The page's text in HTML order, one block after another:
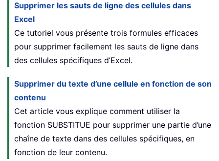
Supprimer les sauts de ligne des cellules dans
Excel
Ce tutoriel vous présente trois formules efficaces
pour supprimer facilement les sauts de ligne dans
des cellules spécifiques d’Excel.
Supprimer du texte d’une cellule en fonction de son
contenu
Cet article vous explique comment utiliser la
fonction SUBSTITUE pour supprimer une partie d’une
chaîne de texte dans des cellules spécifiques, en
fonction de leur contenu.